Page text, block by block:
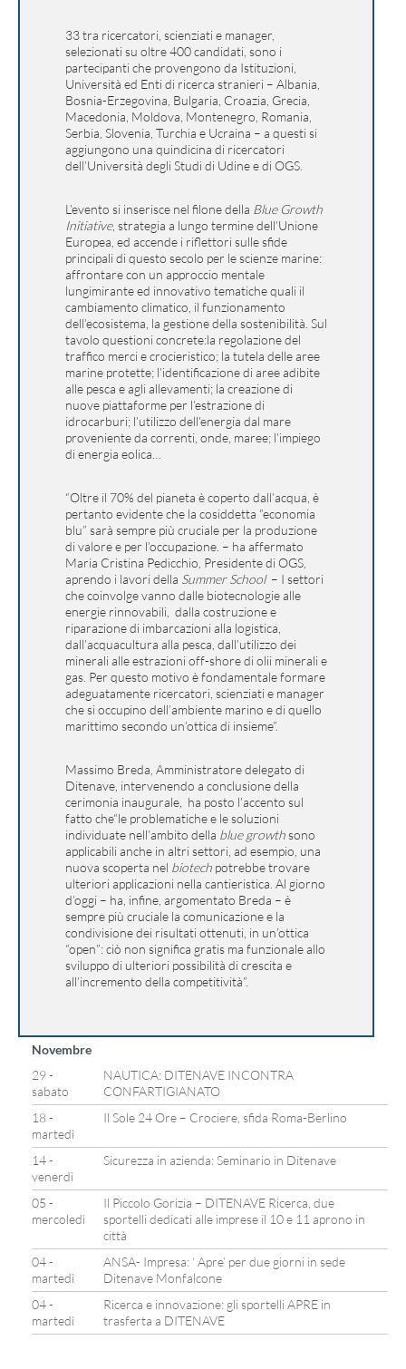
33 tra ricercatori, scienziati e manager,
selezionati su oltre 400 candidati, sono i
partecipanti che provengono da Istituzioni,
Università ed Enti di ricerca stranieri – Albania,
Bosnia-Erzegovina, Bulgaria, Croazia, Grecia,
Macedonia, Moldova, Montenegro, Romania,
Serbia, Slovenia, Turchia e Ucraina – a questi si
aggiungono una quindicina di ricercatori
dell’Università degli Studi di Udine e di OGS.
L’evento si inserisce nel filone della Blue Growth
Initiative, strategia a lungo termine dell’Unione
Europea, ed accende i riflettori sulle sfide
principali di questo secolo per le scienze marine:
affrontare con un approccio mentale
lungimirante ed innovativo tematiche quali il
cambiamento climatico, il funzionamento
dell’ecosistema, la gestione della sostenibilità. Sul
tavolo questioni concrete:la regolazione del
traffico merci e crocieristico; la tutela delle aree
marine protette; l’identificazione di aree adibite
alle pesca e agli allevamenti; la creazione di
nuove piattaforme per l’estrazione di
idrocarburi; l’utilizzo dell’energia dal mare
proveniente da correnti, onde, maree; l’impiego
di energia eolica…
“Oltre il 70% del pianeta è coperto dall’acqua, è
pertanto evidente che la cosiddetta “economia
blu” sarà sempre più cruciale per la produzione
di valore e per l’occupazione. – ha affermato
Maria Cristina Pedicchio, Presidente di OGS,
aprendo i lavori della Summer School– I settori
che coinvolge vanno dalle biotecnologie alle
energie rinnovabili, dalla costruzione e
riparazione di imbarcazioni alla logistica,
dall’acquacultura alla pesca, dall’utilizzo dei
minerali alle estrazioni off-shore di olii minerali e
gas. Per questo motivo è fondamentale formare
adeguatamente ricercatori, scienziati e manager
che si occupino dell’ambiente marino e di quello
marittimo secondo un’ottica di insieme”.
Massimo Breda, Amministratore delegato di
Ditenave, intervenendo a conclusione della
cerimonia inaugurale ha posto l’accento sul
fatto che“le problematiche e le soluzioni
individuate nell’ambito della blue growthsono
applicabili anche in altri settori, ad esempio, una
nuova scoperta nel biotech potrebbe trovare
ulteriori applicazioni nella cantieristica. Al giorno
d’oggi – ha, infine, argomentato Breda – è
sempre più cruciale la comunicazione e la
condivisione dei risultati ottenuti, in un’ottica
“open”: ciò non significa gratis ma funzionale allo
sviluppo di ulteriori possibilità di crescita e
all’incremento della competitività”.
Novembre
29 -
sabato
NAUTICA: DITENAVE INCONTRA
CONFARTIGIANATO
18 -
martedì
Il Sole 24 Ore – Crociere, sfida Roma-Berlino
14 -
venerdì
Sicurezza in azienda: Seminario in Ditenave
05 -
mercoledì
Il Piccolo Gorizia – DITENAVE Ricerca, due
sportelli dedicati alle imprese il 10 e 11 aprono in
città
04 -
martedì
ANSA- Impresa: ‘ Apre’ per due giorni in sede
Ditenave Monfalcone
04 -
martedì
Ricerca e innovazione: gli sportelli APRE in
trasferta a DITENAVE